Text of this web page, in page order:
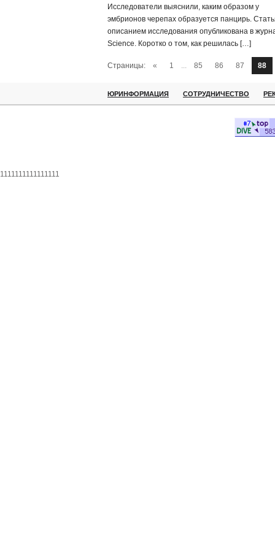
Исследователи выяснили, каким образом у
эмбрионов черепах образуется панцирь.
описанием исследования опубликована в
Science. Коротко о том, как решилась […]
Страницы: « 1 ... 85 86 87 88
ЮРИНФОРМАЦИЯ СОТРУДНИЧЕСТВО
1111111111111111